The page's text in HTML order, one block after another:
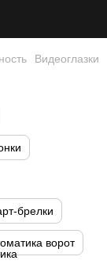
Видеоглазки
брелки
ворот